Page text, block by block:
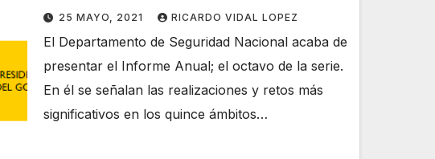
infraestructuras críticas.
25 MAYO, 2021 RICARDO VIDAL LOPEZ
El Departamento de Seguridad Nacional acaba de
presentar el Informe Anual; el octavo de la serie.
En él se señalan las realizaciones y retos más
significativos en los quince ámbitos…